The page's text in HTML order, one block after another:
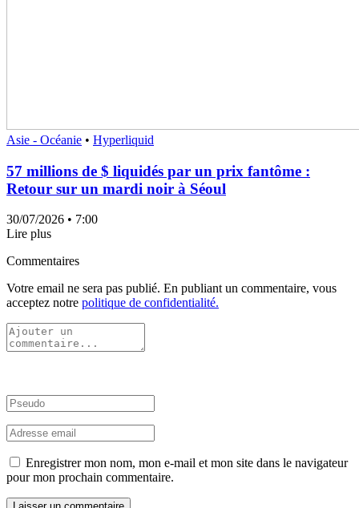
Asie - Océanie • Hyperliquid
57 millions de $ liquidés par un prix fantôme :
Retour sur un mardi noir à Séoul
30/07/2026 • 7:00
Lire plus
Commentaires
Votre email ne sera pas publié. En publiant un commentaire, vous
acceptez notre politique de confidentialité.
Enregistrer mon nom, mon e-mail et mon site dans le navigateur
pour mon prochain commentaire.